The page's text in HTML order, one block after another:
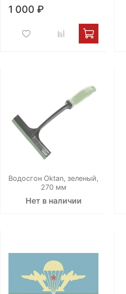
1 000 ₽
Водосгон Oktan, зеленый,
270 мм
Нет в наличии